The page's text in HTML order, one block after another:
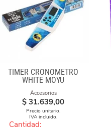
TIMER CRONÓMETRO
WHITE MOYU
Accesorios
$ 31.639,00
Precio unitario.
IVA incluido.
Cantidad: